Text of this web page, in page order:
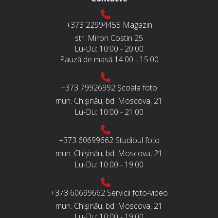
+373 22994455 Magazin
str. Miron Costin 25
Lu-Du: 10:00 - 20:00
Pauză de masă 14:00 - 15:00
+373 79926992 Școala foto
mun. Chișinău, bd. Moscova, 21
Lu-Du: 10:00 - 21:00
+373 60699662 Studioul foto
mun. Chișinău, bd. Moscova, 21
Lu-Du: 10:00 - 19:00
+373 60699662 Servicii foto-video
mun. Chișinău, bd. Moscova, 21